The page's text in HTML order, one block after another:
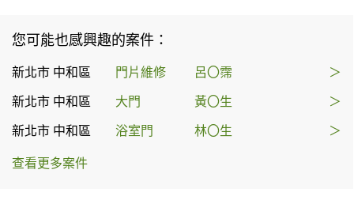
您可能也感興趣的案件：
新北市 中和區 門片維修 呂〇霈 ＞
新北市 中和區 大門 黃〇生 ＞
新北市 中和區 浴室門 林〇生 ＞
查看更多案件